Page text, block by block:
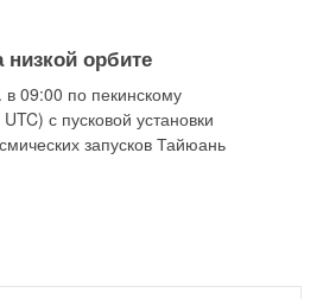
низкой орбите
09:00 по пекинскому
с пусковой установки
запусков Тайюань